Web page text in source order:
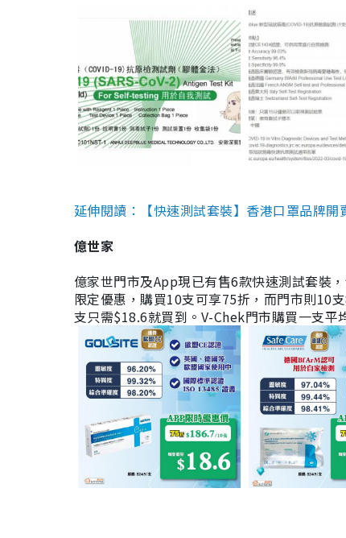
延伸閱讀：【快速測試套裝】香港口罩品牌
億世家
億家世門市及App現已有售6款快速測試套裝
限定優惠，購買10支可享75折，而門市則10
支只需$18.6就買到。V-Chek門市購買一支平